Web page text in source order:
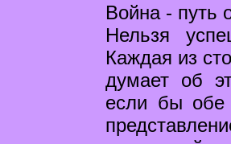
Война - путь
Нельзя
Каждая из
думает об
если бы обе